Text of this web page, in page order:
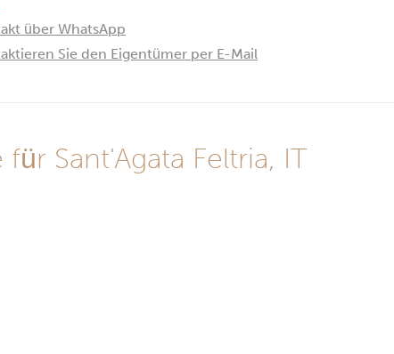
über WhatsApp
Sie den Eigentümer per E-Mail
Sant'Agata Feltria, IT